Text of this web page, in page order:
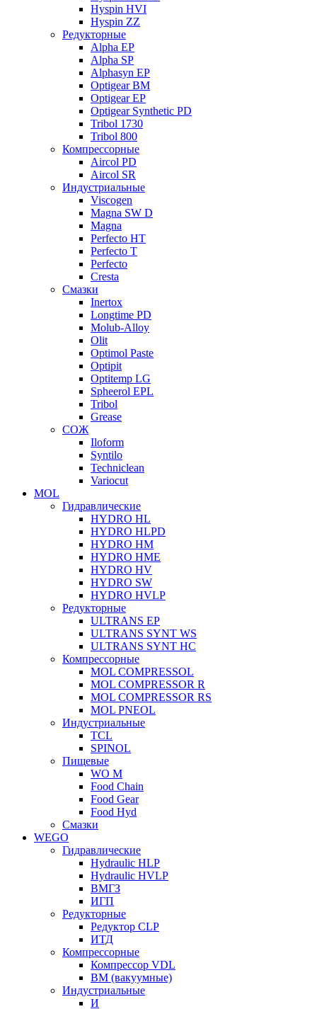
Hyspin HVI
Hyspin ZZ
Редукторные
Alpha EP
Alpha SP
Alphasyn EP
Optigear BM
Optigear EP
Optigear Synthetic PD
Tribol 1730
Tribol 800
Компрессорные
Aircol PD
Aircol SR
Индустриальные
Viscogen
Magna SW D
Magna
Perfecto HT
Perfecto T
Perfecto
Cresta
Смазки
Inertox
Longtime PD
Molub-Alloy
Olit
Optimol Paste
Optipit
Optitemp LG
Spheerol EPL
Tribol
Grease
СОЖ
Iloform
Syntilo
Techniclean
Variocut
MOL
Гидравлические
HYDRO HL
HYDRO HLPD
HYDRO HM
HYDRO HME
HYDRO HV
HYDRO SW
HYDRO HVLP
Редукторные
ULTRANS EP
ULTRANS SYNT WS
ULTRANS SYNT HC
Компрессорные
MOL COMPRESSOL
MOL COMPRESSOR R
MOL COMPRESSOR RS
MOL PNEOL
Индустриальные
TCL
SPINOL
Пищевые
WO M
Food Chain
Food Gear
Food Hyd
Смазки
WEGO
Гидравлические
Hydraulic HLP
Hydraulic HVLP
ВМГЗ
ИГП
Редукторные
Редуктор CLP
ИТД
Компрессорные
Компрессор VDL
ВМ (вакуумные)
Индустриальные
И